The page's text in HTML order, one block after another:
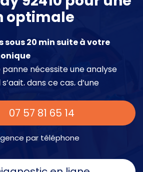
optimale
sous 20 min suite à votre
panne nécessite une analyse
dans ce cas, d’une
07 57 81 65 14
par téléphone